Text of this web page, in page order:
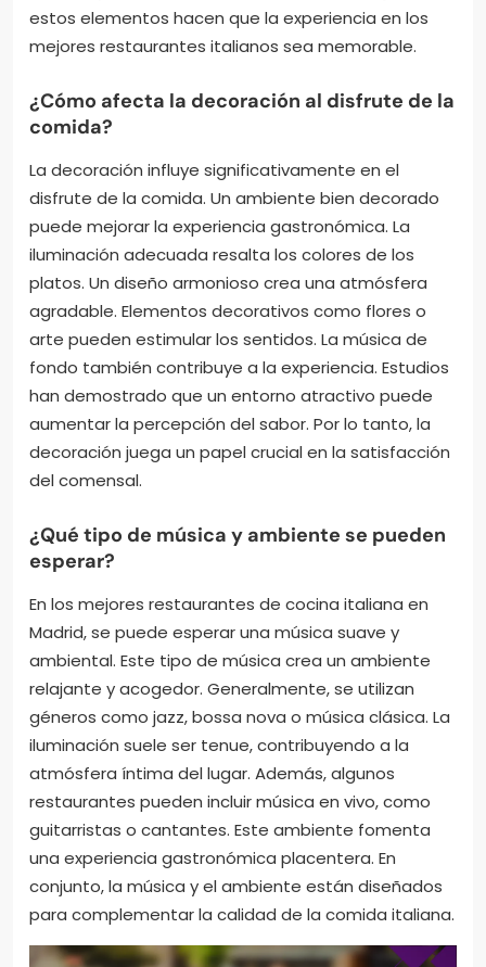
estos elementos hacen que la experiencia en los
mejores restaurantes italianos sea memorable.
¿Cómo afecta la decoración al disfrute de la
comida?
La decoración influye significativamente en el
disfrute de la comida. Un ambiente bien decorado
puede mejorar la experiencia gastronómica. La
iluminación adecuada resalta los colores de los
platos. Un diseño armonioso crea una atmósfera
agradable. Elementos decorativos como flores o
arte pueden estimular los sentidos. La música de
fondo también contribuye a la experiencia. Estudios
han demostrado que un entorno atractivo puede
aumentar la percepción del sabor. Por lo tanto, la
decoración juega un papel crucial en la satisfacción
del comensal.
¿Qué tipo de música y ambiente se pueden
esperar?
En los mejores restaurantes de cocina italiana en
Madrid, se puede esperar una música suave y
ambiental. Este tipo de música crea un ambiente
relajante y acogedor. Generalmente, se utilizan
géneros como jazz, bossa nova o música clásica. La
iluminación suele ser tenue, contribuyendo a la
atmósfera íntima del lugar. Además, algunos
restaurantes pueden incluir música en vivo, como
guitarristas o cantantes. Este ambiente fomenta
una experiencia gastronómica placentera. En
conjunto, la música y el ambiente están diseñados
para complementar la calidad de la comida italiana.